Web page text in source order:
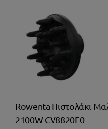
Rowenta Πιστολάκι
2100W CV8820F0